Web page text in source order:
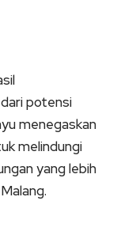
potensi
menegaskan
melindungi
yang lebih